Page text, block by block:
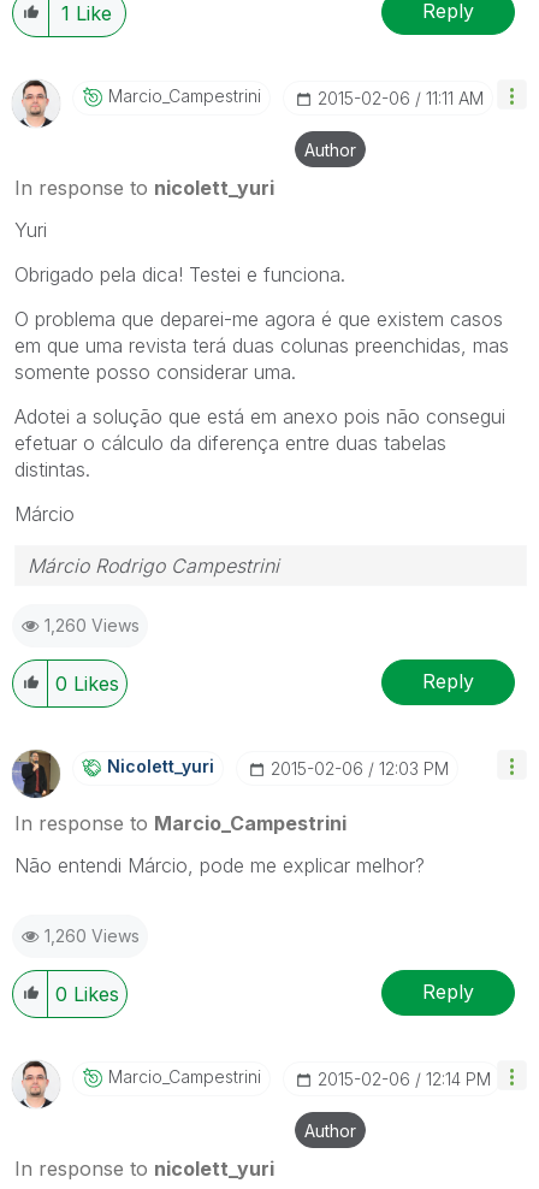
1 Like Reply
Marcio_CampestrIni ‎2015-02-06 11:11 AM
Author
In response to nicolett_yuri
Yuri
Obrigado pela dica! Testei e funciona.
O problema que deparei-me agora é que existem casos
em que uma revista terá duas colunas preenchidas, mas
somente posso considerar uma.
Adotei a solução que está em anexo pois não consegui
efetuar o cálculo da diferença entre duas tabelas
distintas.
Márcio
Márcio Rodrigo Campestrini
1,260 Views
0 Likes Reply
Nicolett_yuri ‎2015-02-06 12:03 PM
In response to Marcio_Campestrini
Não entendi Márcio, pode me explicar melhor?
1,260 Views
0 Likes Reply
Marcio_CampestrIni ‎2015-02-06 12:14 PM
Author
In response to nicolett_yuri